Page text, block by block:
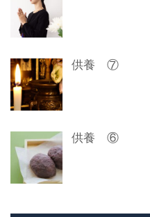
供養 ⑦
供養 ⑥